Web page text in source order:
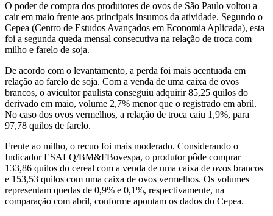
O poder de compra dos produtores de ovos de São Paulo voltou a
cair em maio frente aos principais insumos da atividade. Segundo o
Cepea (Centro de Estudos Avançados em Economia Aplicada), esta
foi a segunda queda mensal consecutiva na relação de troca com
milho e farelo de soja.
De acordo com o levantamento, a perda foi mais acentuada em
relação ao farelo de soja. Com a venda de uma caixa de ovos
brancos, o avicultor paulista conseguiu adquirir 85,25 quilos do
derivado em maio, volume 2,7% menor que o registrado em abril.
No caso dos ovos vermelhos, a relação de troca caiu 1,9%, para
97,78 quilos de farelo.
Frente ao milho, o recuo foi mais moderado. Considerando o
Indicador ESALQ/BM&FBovespa, o produtor pôde comprar
133,86 quilos do cereal com a venda de uma caixa de ovos brancos
e 153,53 quilos com uma caixa de ovos vermelhos. Os volumes
representam quedas de 0,9% e 0,1%, respectivamente, na
comparação com abril, conforme apontam os dados do Cepea.